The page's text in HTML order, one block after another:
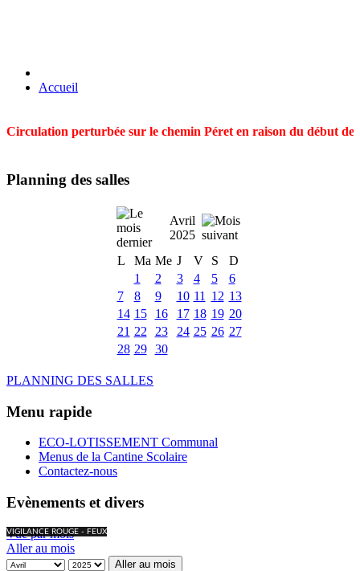
Accueil
Circulation perturbée sur le chemin Péret en raison du début
Planning des salles
Avril
2025
L
Ma Me J V S
D
1
2 3 4 5
6
7
8 9 10 11 12 13
14 15 16 17 18 19 20
21 22 23 24 25 26 27
28 29 30
PLANNING DES SALLES
Menu rapide
ECO-LOTISSEMENT Communal
Menus de la Cantine Scolaire
Contactez-nous
Evènements et divers
VIGILANCE ROUGE - FEUX
Vue par mois
Aller au mois
Aller au mois